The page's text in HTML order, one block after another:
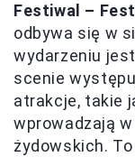
Festiwal –
odbywa się w
wydarzeniu
scenie
atrakcje, takie
wprowadzają
żydowskich.